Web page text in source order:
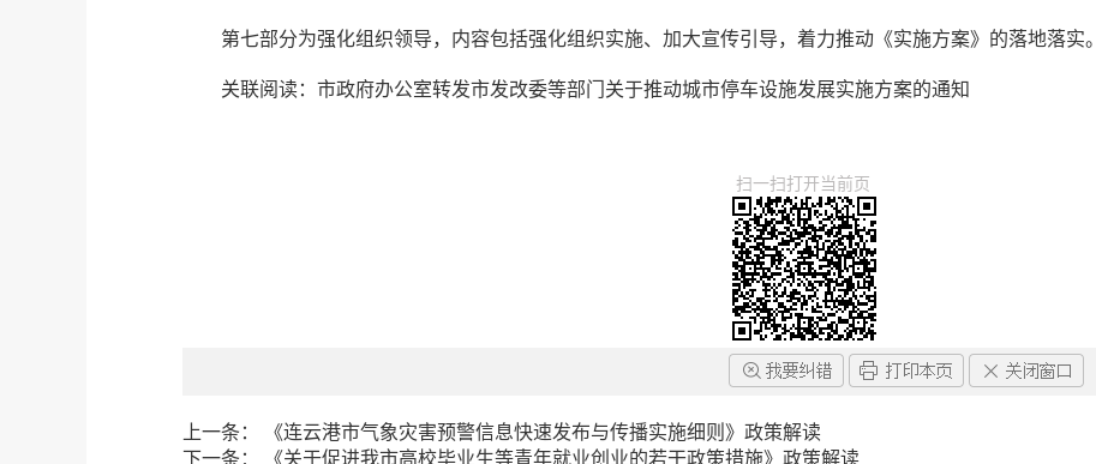
第七部分为强化组织领导，内容包括强化组织实施、加大宣传引导，着力推动《实施方案》的落地落实。
关联阅读： 市政府办公室转发市发改委等部门关于推动城市停车设施发展实施方案的通知
扫一扫打开当前页
上一条：
《连云港市气象灾害预警信息快速发布与传播实施细则》政策解读
下一条：
《关于促进我市高校毕业生等青年就业创业的若干政策措施》政策解读